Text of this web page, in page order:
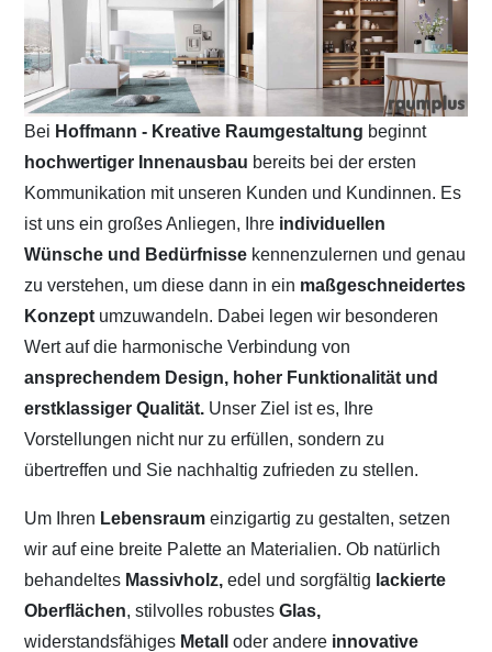
Bei Hoffmann - Kreative Raumgestaltung beginnt
hochwertiger Innenausbau bereits bei der ersten
Kommunikation mit unseren Kunden und Kundinnen. Es
ist uns ein großes Anliegen, Ihre individuellen
Wünsche und Bedürfnisse kennenzulernen und genau
zu verstehen, um diese dann in ein maßgeschneidertes
Konzept umzuwandeln. Dabei legen wir besonderen
Wert auf die harmonische Verbindung von
ansprechendem Design, hoher Funktionalität und
erstklassiger Qualität. Unser Ziel ist es, Ihre
Vorstellungen nicht nur zu erfüllen, sondern zu
übertreffen und Sie nachhaltig zufrieden zu stellen.
Um Ihren Lebensraumeinzigartig zu gestalten, setzen
wir auf eine breite Palette an Materialien. Ob natürlich
behandeltes Massivholz, edel und sorgfältig lackierte
Oberflächen, stilvolles robustesGlas,
widerstandsfähiges Metalloder andere innovative